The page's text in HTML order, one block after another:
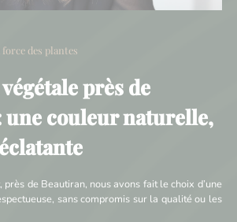
des plantes
près de
une couleur naturelle,
de Beautiran, nous avons fait le choix d’une
sans compromis sur la qualité ou les